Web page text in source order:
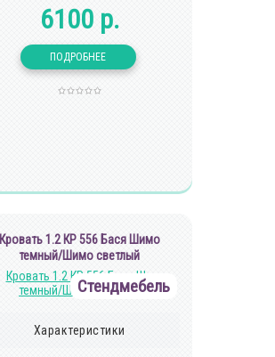
6100 р.
Кровать 1.2 КР 556 Бася Шимо
темный/Шимо светлый
Стендмебель
Характеристики